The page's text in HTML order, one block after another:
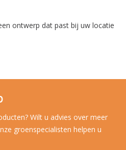
ontwerp dat past bij uw locatie
Wilt u advies over meer
groenspecialisten helpen u